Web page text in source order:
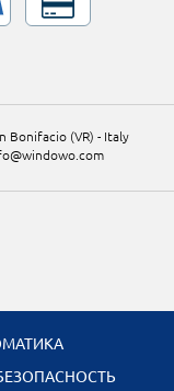
Bonifacio (VR) - Italy